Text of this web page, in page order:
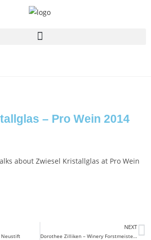
– Pro Wein 2014
about Zwiesel Kristallglas at Pro Wein
Neustift
NEXT
Dorothee Zilliken – Winery Forstmeister Geltz Zilliken